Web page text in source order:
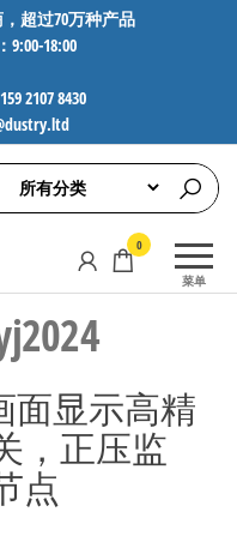
超过70万种产品
18:00
2107 8430
菜单
0
面显示高精
，正压监
点